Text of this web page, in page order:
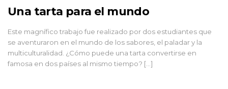
Una tarta para el mundo
Este magnífico trabajo fue realizado por dos estudiantes que
se aventuraron en el mundo de los sabores, el paladar y la
multiculturalidad. ¿Cómo puede una tarta convertirse en
famosa en dos países al mismo tiempo? [...]